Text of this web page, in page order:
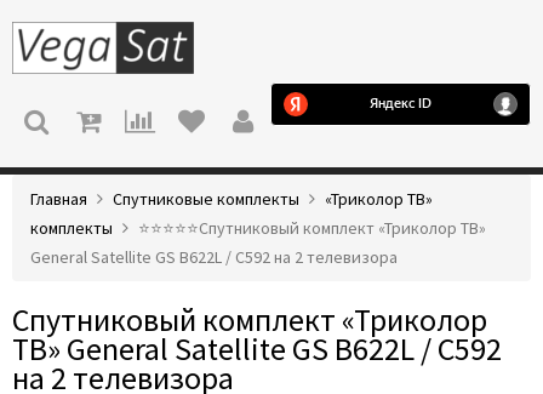
МЕНЮ
Главная Спутниковые комплекты
«Триколор ТВ»
комплекты
⭐️⭐️⭐️⭐️⭐️Спутниковый комплект «Триколор ТВ»
General Satellite GS B622L / C592 на 2 телевизора
Спутниковый комплект «Триколор
ТВ» General Satellite GS B622L / C592
на 2 телевизора